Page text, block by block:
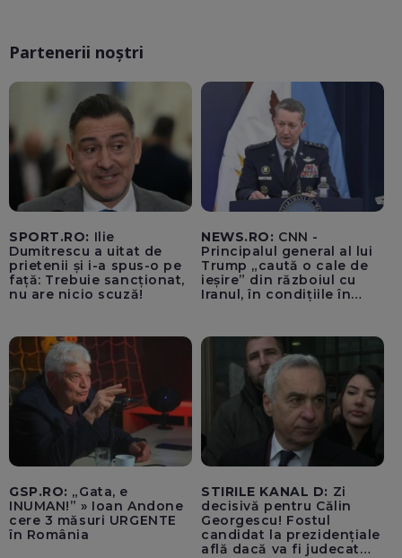
Partenerii noștri
SPORT.RO: Ilie
Dumitrescu a uitat de
prietenii și i-a spus-o pe
față: Trebuie sancționat,
nu are nicio scuză!
NEWS.RO: CNN -
Principalul general al lui
Trump „caută o cale de
ieșire” din războiul cu
Iranul, în condițiile în
GSP.RO: „Gata, e
INUMAN!” » Ioan Andone
cere 3 măsuri URGENTE
în România
STIRILE KANAL D: Zi
decisivă pentru Călin
Georgescu! Fostul
candidat la prezidențiale
află dacă va fi judecat